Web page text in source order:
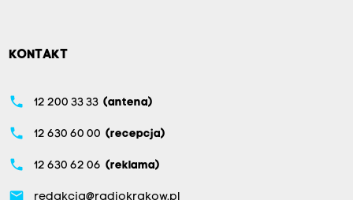
KONTAKT
phone 12 200 33 33 (antena)
phone 12 630 60 00 (recepcja)
phone 12 630 62 06 (reklama)
email redakcja@radiokrakow.pl